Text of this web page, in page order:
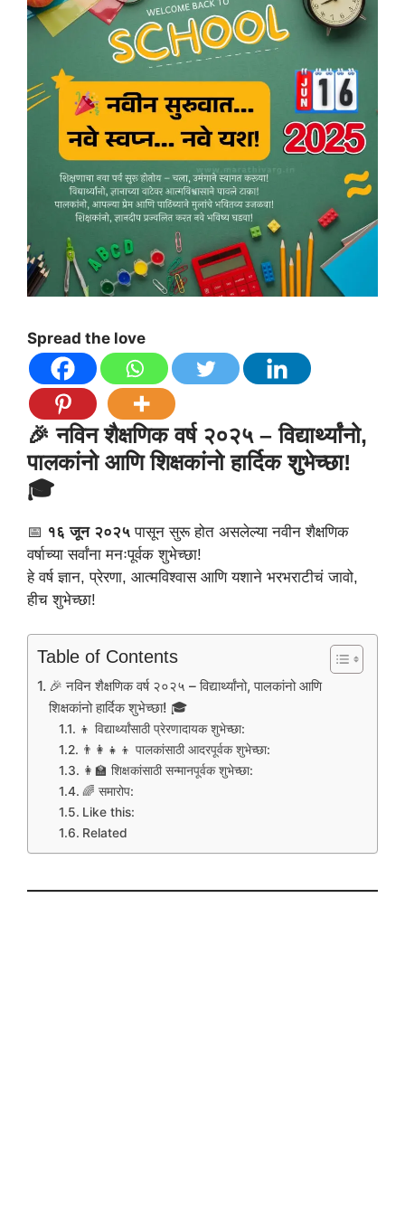
Spread the love
🎉 नविन शैक्षणिक वर्ष २०२५ – विद्यार्थ्यांनो,
पालकांनो आणि शिक्षकांनो हार्दिक शुभेच्छा!
🎓
📅 १६ जून २०२५ पासून सुरू होत असलेल्या नवीन शैक्षणिक
वर्षाच्या सर्वांना मनःपूर्वक शुभेच्छा!
हे वर्ष ज्ञान, प्रेरणा, आत्मविश्वास आणि यशाने भरभराटीचं जावो,
हीच शुभेच्छा!
Table of Contents
🎉 नविन शैक्षणिक वर्ष २०२५ – विद्यार्थ्यांनो, पालकांनो आणि
शिक्षकांनो हार्दिक शुभेच्छा! 🎓
👦 विद्यार्थ्यांसाठी प्रेरणादायक शुभेच्छा:
👨‍👩‍👧‍👦 पालकांसाठी आदरपूर्वक शुभेच्छा:
👩‍🏫 शिक्षकांसाठी सन्मानपूर्वक शुभेच्छा:
🌈 समारोप:
Like this:
Related